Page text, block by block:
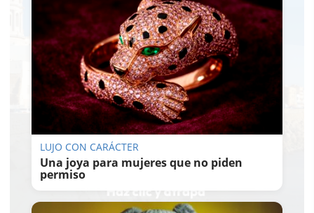
LUJO CON CARÁCTER
Una joya para mujeres que no piden
permiso